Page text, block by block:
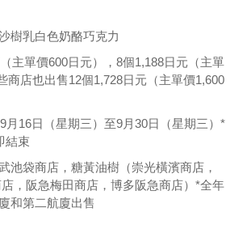
樹乳白色奶酪巧克力
主單價600日元），8個1,188日元（主單
商店也出售12個1,728日元（主單價1,600
月16日（星期三）至9月30日（星期三）*
結束
池袋商店，糖黃油樹（崇光橫濱商店，
，阪急梅田商店，博多阪急商店）*全年
和第二航廈出售